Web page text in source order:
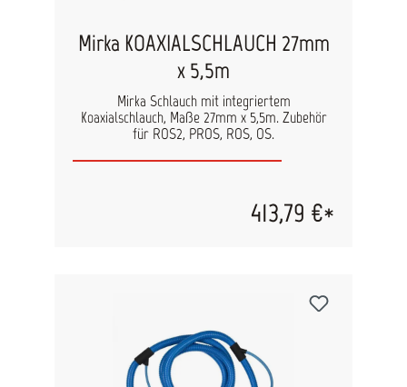
Mirka KOAXIALSCHLAUCH 27mm
x 5,5m
Mirka Schlauch mit integriertem
Koaxialschlauch, Maße 27mm x 5,5m. Zubehör
für ROS2, PROS, ROS, OS.
413,79 €*